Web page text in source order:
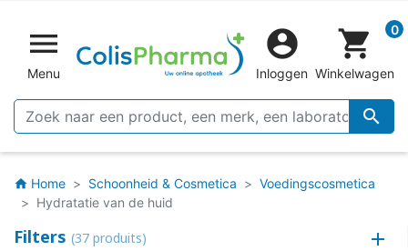

Menu


Inloggen
shopping_cart 0
Winkelwagen
home Home Schoonheid & Cosmetica
Voedingscosmetica
Hydratatie van de huid
Filters (37 produits)